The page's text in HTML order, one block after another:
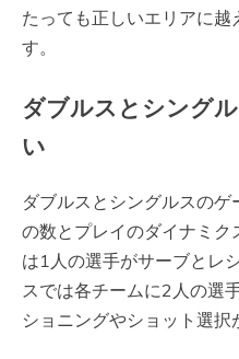
たっても正しいエリアに越
す。
ダブルスとシング
い
ダブルスとシングルスの
の数とプレイのダイナミ
は1人の選手がサーブとレ
スでは各チームに2人の選
ショニングやショット選択